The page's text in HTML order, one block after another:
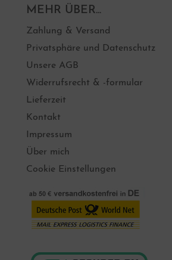
MEHR ÜBER...
Zahlung & Versand
Privatsphäre und Datenschutz
Unsere AGB
Widerrufsrecht & -formular
Lieferzeit
Kontakt
Impressum
Über mich
Cookie Einstellungen